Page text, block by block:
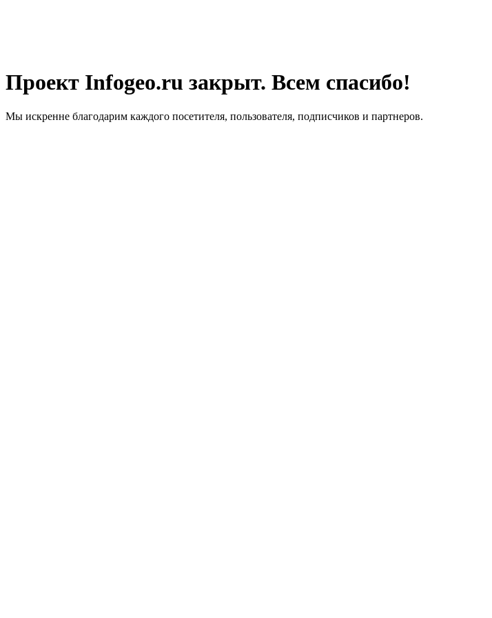
Проект Infogeo.ru закрыт. Всем спасибо!
Мы искренне благодарим каждого посетителя, пользователя, подписчиков и партнеров.